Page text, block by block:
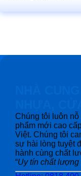
Chúng tôi luôn
phẩm mới cao
Việt. Chúng tôi
sự hài lòng tuyệt
hành cùng chất
“Uy tín chất